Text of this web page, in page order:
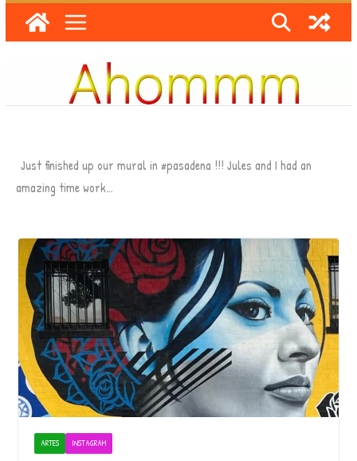
Skip
to
Just finished up our mural in #pasadena !!! Jules and I had an
amazing time work…
ARTES INSTAGRAM